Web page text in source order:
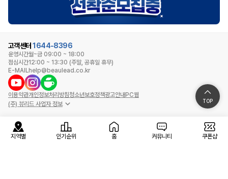
고객센터 1644-8396
운영시간월~금 09:00 ~ 18:00
점심시간12:00 ~ 13:30 (주말, 공휴일 휴무)
E-MAILhelp@beaulead.co.kr
이용약관개인정보처리방침청소년보호정책광고안내PC웹
(주) 뷰리드 사업자 정보
지역별 인기순위 홈 커뮤니티 쿠폰샵
TOP